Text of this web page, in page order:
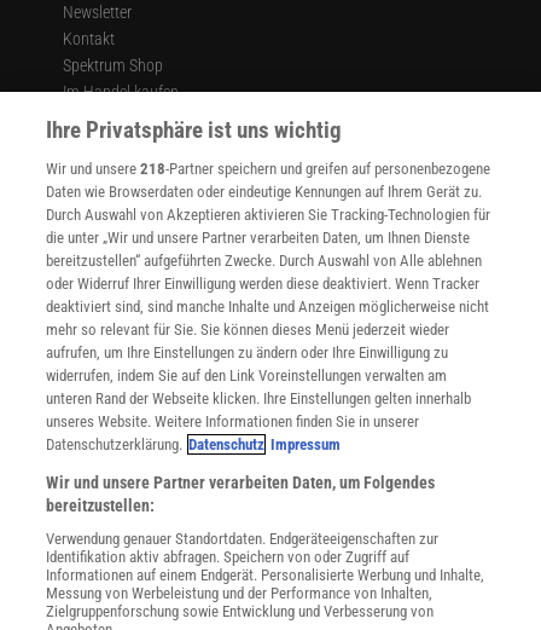
Newsletter
Kontakt
Spektrum Shop
Im Handel kaufen
Presse
Verträge kündigen
Widerruf
INFO
Mediadaten
Datenschutz
Nutzungsbedingungen
Cookie-Einstellungen
Utiq verwalten
Nutzungsbasierte Onlinewerbung
Alle Artikel
Impressum
Angebote für Schulen
Angebote für Institutionen
Sprachen lernen mit Gymglish
Lexika
Für Spektrum schreiben
Zugänglichkeitserklärung
Ihre Privatsphäre ist uns wichtig
Wir und unsere218-Partner speichern und greifen auf personenbezogene
Daten wie Browserdaten oder eindeutige Kennungen auf Ihrem Gerät zu.
Durch Auswahl von Akzeptieren aktivieren Sie Tracking-Technologien für
die unter „Wir und unsere Partner verarbeiten Daten, um Ihnen Dienste
bereitzustellen“ aufgeführten Zwecke. Durch Auswahl von Alle ablehnen
oder Widerruf Ihrer Einwilligung werden diese deaktiviert. Wenn Tracker
deaktiviert sind, sind manche Inhalte und Anzeigen möglicherweise nicht
mehr so relevant für Sie. Sie können dieses Menü jederzeit wieder
aufrufen, um Ihre Einstellungen zu ändern oder Ihre Einwilligung zu
widerrufen, indem Sie auf den Link Voreinstellungen verwalten am
unteren Rand der Webseite klicken. Ihre Einstellungen gelten innerhalb
unseres Website. Weitere Informationen finden Sie in unserer
Datenschutzerklärung. Datenschutz Impressum
Wir und unsere Partner verarbeiten Daten, um Folgendes
bereitzustellen:
Verwendung genauer Standortdaten. Endgeräteeigenschaften zur
Identifikation aktiv abfragen. Speichern von oder Zugriff auf
Informationen auf einem Endgerät. Personalisierte Werbung und Inhalte,
Messung von Werbeleistung und der Performance von Inhalten,
Zielgruppenforschung sowie Entwicklung und Verbesserung von